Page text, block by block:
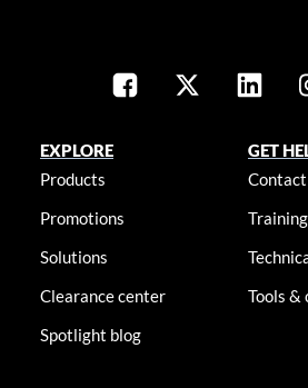
EXPLORE
Products
Promotions
Solutions
Clearance center
Spotlight blog
GET
Contact
Tools &